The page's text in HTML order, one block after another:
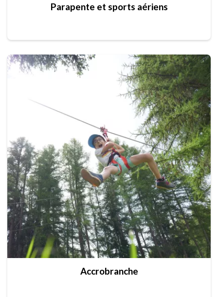
Parapente et sports aériens
Accrobranche